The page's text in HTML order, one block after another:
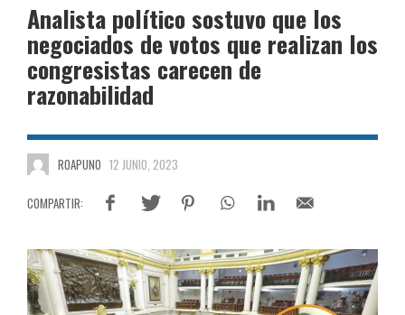
Analista político sostuvo que los
negociados de votos que realizan los
congresistas carecen de
razonabilidad
ROAPUNO 12 JUNIO, 2023